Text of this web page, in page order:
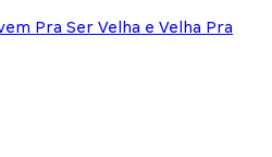
Pra Ser Velha e Velha Pra